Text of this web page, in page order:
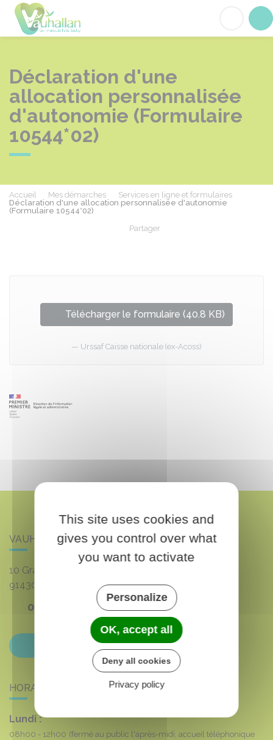
Déclaration d'une
allocation personnalisée
d'autonomie (Formulaire
10544*02)
Accueil Mes démarches
Services en ligne et formulaires
Déclaration d'une allocation personnalisée d'autonomie
(Formulaire 10544*02)
Partager
Télécharger le formulaire (40.8 KB)
Urssaf Caisse nationale (ex-Acoss)
VAUHALLAN
10 Grande rue du 8 mai 1945
91430
01 69 35 53 00
Contactez-nous
HORAIRES DE LA MAIRIE
Lundi :
08h00 - 12h00 (fermé au public l'après-midi, accueil téléphonique
This site uses cookies and
gives you control over what
you want to activate
Personalize
OK, accept all
Deny all cookies
Privacy policy